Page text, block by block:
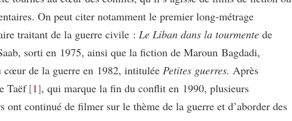
On peut citer notamment le premier long-métrage
traitant de la guerre civile : Le Liban dans la tourmente de
sorti en 1975, ainsi que la fiction de Maroun Bagdadi,
cœur de la guerre en 1982, intitulée Petites guerres. Après
Taëf 1 , qui marque la fin du conflit en 1990, plusieurs
ont continué de filmer sur le thème de la guerre et d’aborder des